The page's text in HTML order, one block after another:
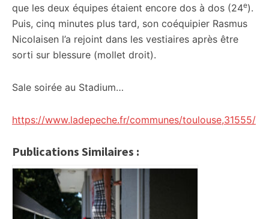
que les deux équipes étaient encore dos à dos (24e).
Puis, cinq minutes plus tard, son coéquipier Rasmus
Nicolaisen l’a rejoint dans les vestiaires après être
sorti sur blessure (mollet droit).
Sale soirée au Stadium…
https://www.ladepeche.fr/communes/toulouse,31555/
Publications Similaires :